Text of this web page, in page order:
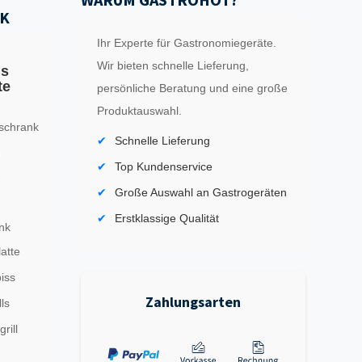
Ihr Experte für Gastronomiegeräte.
Wir bieten schnelle Lieferung,
persönliche Beratung und eine große
Produktauswahl.
Schnelle Lieferung
Top Kundenservice
Große Auswahl an Gastrogeräten
Erstklassige Qualität
Zahlungsarten